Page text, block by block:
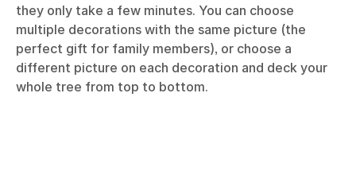
they only take a few minutes. You can choose
multiple decorations with the same picture (the
perfect gift for family members), or choose a
different picture on each decoration and deck your
whole tree from top to bottom.